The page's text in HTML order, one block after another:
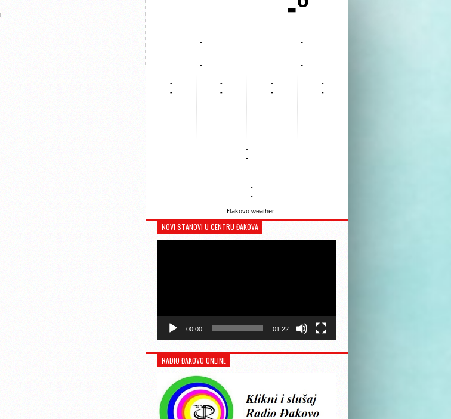
-º
-
-
-
-
-
-
-
-
-
-
-
-
-
-
-
-
-
-
-
-
-
-
-
-
-
-
Đakovo weather
NOVI STANOVI U CENTRU ĐAKOVA
00:00 01:22
RADIO ĐAKOVO ONLINE